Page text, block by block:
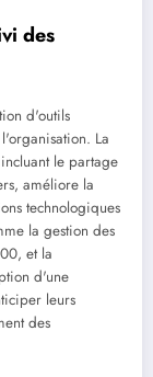
des
d'outils
La
le partage
améliore la
technologiques
la gestion des
et la
d'une
leurs
des